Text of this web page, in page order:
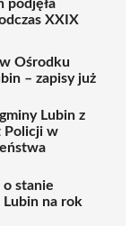
podjęła
XXIX
Ośrodku
– zapisy już
Lubin z
Policji w
stanie
na rok